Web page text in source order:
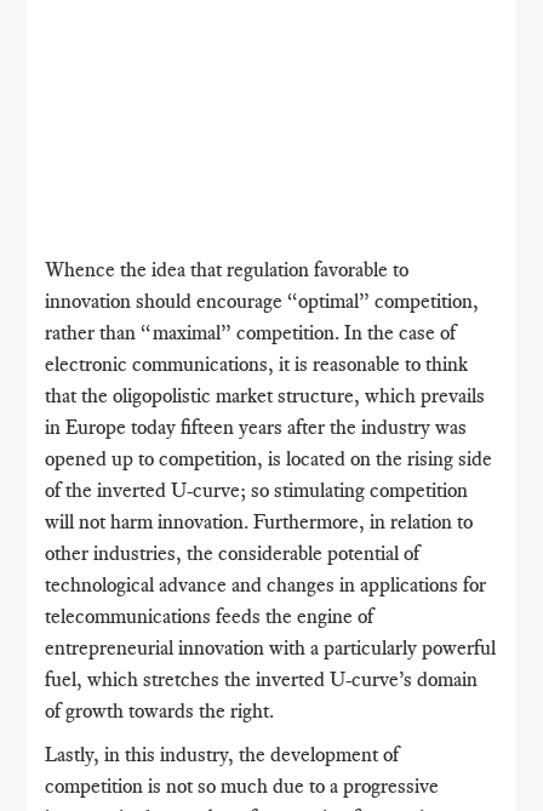
Whence the idea that regulation favorable to
innovation should encourage “optimal” competition,
rather than “maximal” competition. In the case of
electronic communications, it is reasonable to think
that the oligopolistic market structure, which prevails
in Europe today fifteen years after the industry was
opened up to competition, is located on the rising side
of the inverted U-curve; so stimulating competition
will not harm innovation. Furthermore, in relation to
other industries, the considerable potential of
technological advance and changes in applications for
telecommunications feeds the engine of
entrepreneurial innovation with a particularly powerful
fuel, which stretches the inverted U-curve’s domain
of growth towards the right.
Lastly, in this industry, the development of
competition is not so much due to a progressive